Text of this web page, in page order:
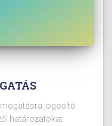
jogosító
határozatokat